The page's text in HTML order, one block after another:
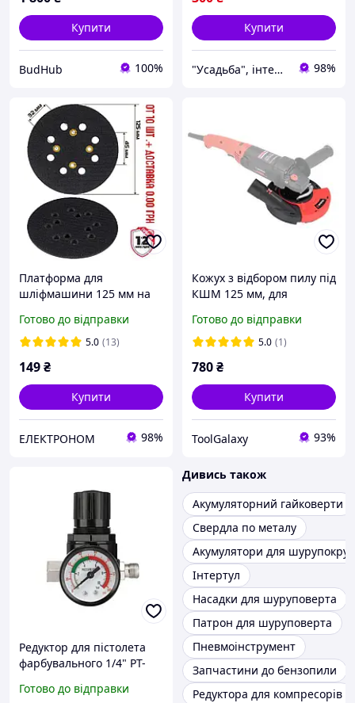
Купити
BudHub 100%
Купити
"Усадьба", інтернет-магазин 98%
Платформа для
шліфмашини 125 мм на
WT-0540
Готово до відправки
5.0 (13)
149₴
Купити
ЕЛЕКТРОНОМ 98%
Кожух з відбором пилу під
КШМ 125 мм, для
ST-0004
Готово до відправки
5.0 (1)
780₴
Купити
ToolGalaxy 93%
Редуктор для пістолета
фарбувального 1/4" PT-
Готово до відправки
Дивись також
Акумуляторний гайковерти
Свердла по металу
Акумулятори для
Інтертул
Насадки для шуруповерта
Патрон для шуруповерта
Пневмоінструмент
Запчастини до бензопили
Редуктора для компресорів